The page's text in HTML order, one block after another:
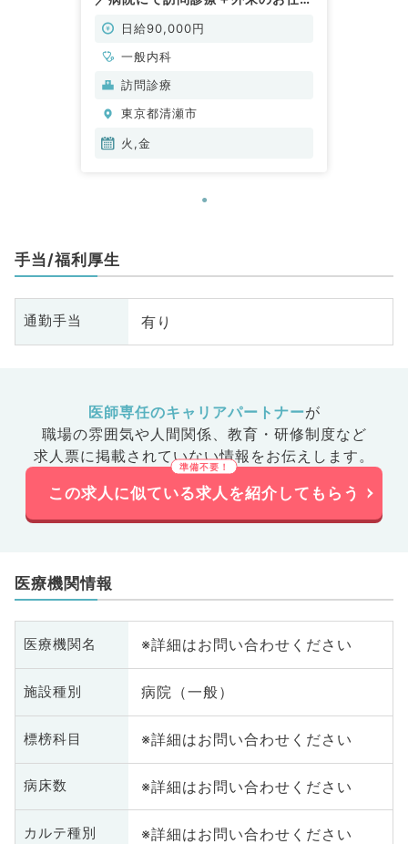
日給90,000円
一般内科
訪問診療
東京都清瀬市
火,金
手当/福利厚生
通勤手当 有り
医師専任のキャリアパートナーが
職場の雰囲気や人間関係、 教育・研修制度など
求人票に掲載されていない情報をお伝えします。
この求人に似ている求人を紹介してもらう
医療機関情報
医療機関名 ※詳細はお問い合わせください
施設種別 病院（一般）
標榜科目 ※詳細はお問い合わせください
病床数 ※詳細はお問い合わせください
カルテ種別 ※詳細はお問い合わせください